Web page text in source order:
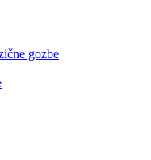
gozbe